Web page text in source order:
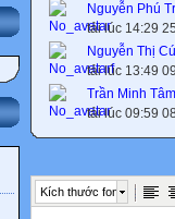
Nguyễn Phú
tải lúc 14:29
Nguyễn Thị
tải lúc 13:49
Trần Minh Tâm
tải lúc 09:59
Kích thước font